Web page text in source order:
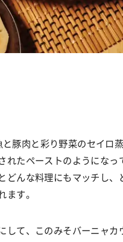
と豚肉と彩り野菜のセイロ
れたペーストのようになっ
どんな料理にもマッチし、
ます。
して、このみそバーニャカ